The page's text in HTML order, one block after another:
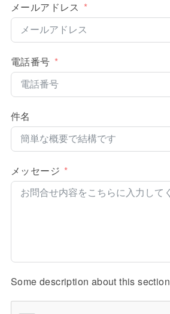
メールアドレス
電話番号
件名
メッセージ
Some description about this section